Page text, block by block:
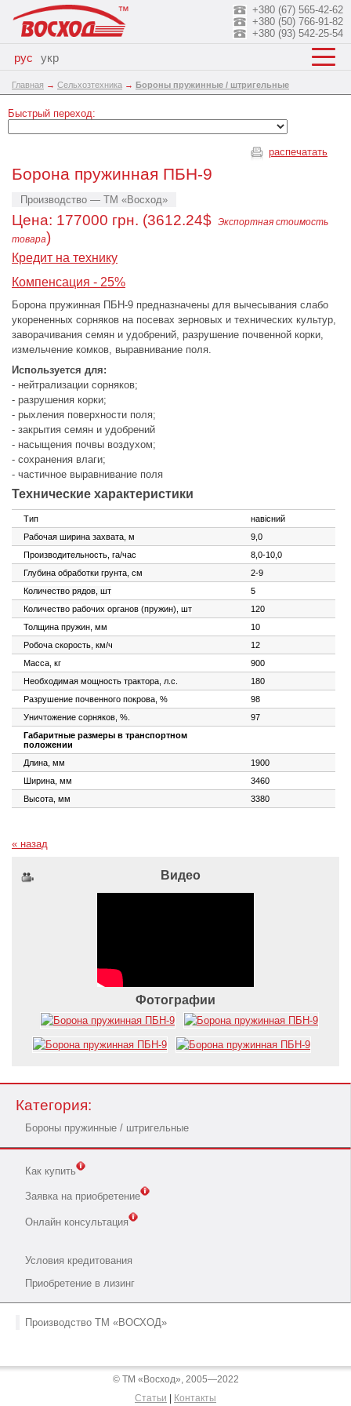
рус укр
+380 (67) 565-42-62
+380 (50) 766-91-82
+380 (93) 542-25-54
Главная → Сельхозтехника → Бороны пружинные / штригельные
Категория:
Бороны пружинные / штригельные
Как купить
Заявка на приобретение
Онлайн консультация
Условия кредитования
Приобретение в лизинг
Производство ТМ «ВОСХОД»
Быстрый переход:
распечатать
Борона пружинная ПБН-9
Производство — ТМ «Восход»
Цена: 177000 грн. (3612.24$ Экспортная стоимость
товара)
Кредит на технику
Компенсация - 25%
Борона пружинная ПБН-9 предназначены для вычесывания слабо
укорененных сорняков на посевах зерновых и технических культур,
заворачивания семян и удобрений, разрушение почвенной корки,
измельчение комков, выравнивание поля.
Используется для:
- нейтрализации сорняков;
- разрушения корки;
- рыхления поверхности поля;
- закрытия семян и удобрений
- насыщения почвы воздухом;
- сохранения влаги;
- частичное выравнивание поля
Технические характеристики
Тип
навісний
Рабочая ширина захвата, м
9,0
Производительность, га/час
8,0-10,0
Глубина обработки грунта, см
2-9
Количество рядов, шт
5
Количество рабочих органов (пружин), шт
120
Толщина пружин, мм
10
Робоча скорость, км/ч
12
Масса, кг
900
Необходимая мощность трактора, л.с.
180
Разрушение почвенного покрова, %
98
Уничтожение сорняков, %.
97
Габаритные размеры в транспортном
положении
Длина, мм
1900
Ширина, мм
3460
Высота, мм
3380
« назад
Видео
Фотографии
© ТМ «Восход», 2005—2022
Статьи
Контакты